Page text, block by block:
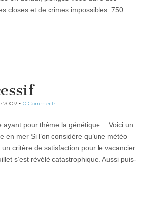
closes et de crimes impossibles. 750
2009 • 0 Comments
ayant pour thème la génétique… Voici un
en mer Si l’on considère qu’une météo
critère de satisfaction pour le vacancier
s’est révélé catastrophique. Aussi puis-